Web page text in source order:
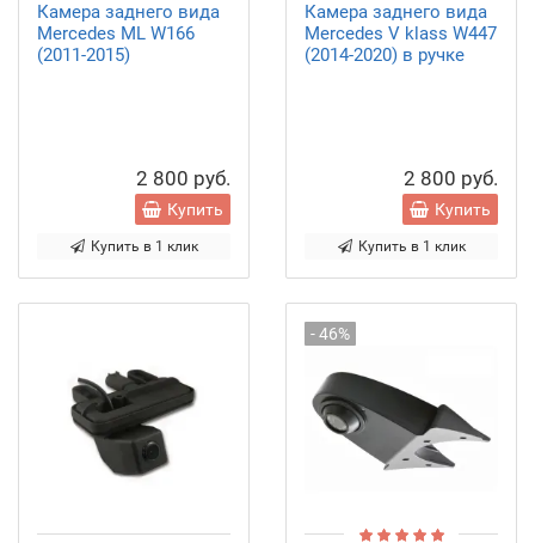
Камера заднего вида
Mercedes ML W166
(2011-2015)
2 800 руб.
Купить
Купить в 1 клик
Камера заднего вида
Mercedes V klass W447
(2014-2020) в ручке
2 800 руб.
Купить
Купить в 1 клик
- 46%